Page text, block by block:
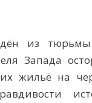
из
Запада
жильё на